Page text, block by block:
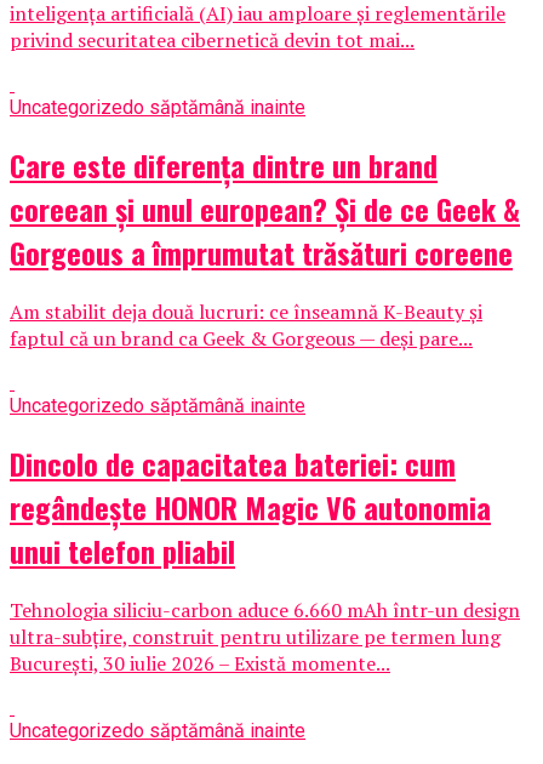
inteligența artificială (AI) iau amploare și reglementările
privind securitatea cibernetică devin tot mai...
Uncategorizedo săptămână inainte
Care este diferența dintre un brand
coreean și unul european? Și de ce Geek &
Gorgeous a împrumutat trăsături coreene
Am stabilit deja două lucruri: ce înseamnă K-Beauty și
faptul că un brand ca Geek & Gorgeous — deși pare...
Uncategorizedo săptămână inainte
Dincolo de capacitatea bateriei: cum
regândește HONOR Magic V6 autonomia
unui telefon pliabil
Tehnologia siliciu-carbon aduce 6.660 mAh într-un design
ultra-subțire, construit pentru utilizare pe termen lung
București, 30 iulie 2026 – Există momente...
Uncategorizedo săptămână inainte